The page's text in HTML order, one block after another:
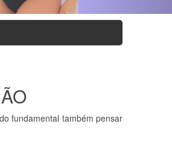
fundamental também pensar